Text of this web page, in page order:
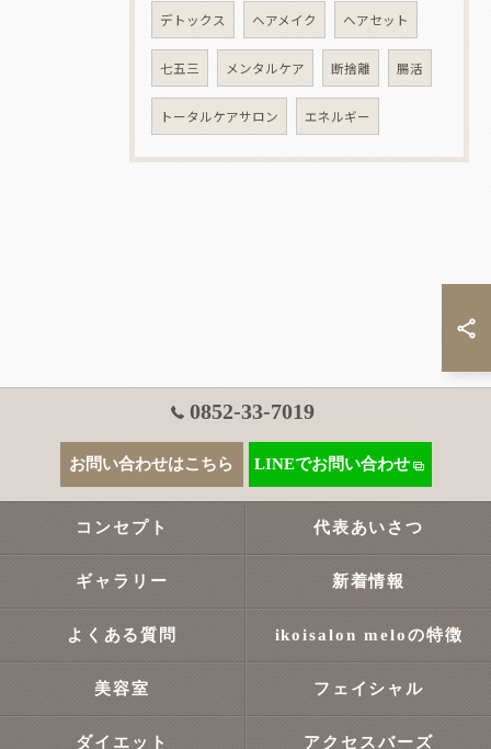
デトックス ヘアメイク ヘアセット
七五三 メンタルケア 断捨離 腸活
トータルケアサロン エネルギー
0852-33-7019
お問い合わせはこちら LINEでお問い合わせ
コンセプト 代表あいさつ
ギャラリー 新着情報
よくある質問 ikoisalon meloの特徴
美容室 フェイシャル
ダイエット アクセスバーズ